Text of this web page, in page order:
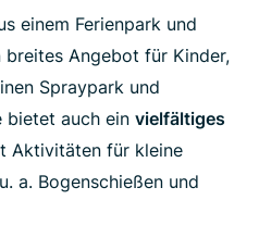
einem Ferienpark und
Angebot für Kinder,
Spraypark und
bietet auch ein vielfältiges
Aktivitäten für kleine
a. Bogenschießen und